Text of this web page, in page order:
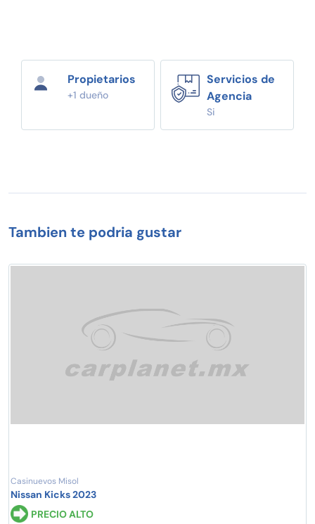
Propietarios
+1 dueño
Servicios de
Agencia
Si
Tambien te podria gustar
Casinuevos Misol
Nissan Kicks 2023
PRECIO ALTO